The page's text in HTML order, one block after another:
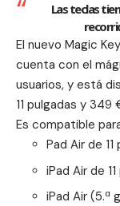
Las teclas
El nuevo Magic
cuenta con el
usuarios, y está
11 pulgadas y 349
Es compatible
Pad Air de
iPad Air de
iPad Air (5.ª